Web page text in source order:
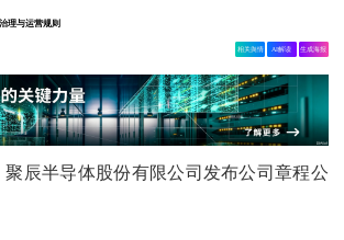
理与运营规则
相关舆情 AI解读 生成海报
辰半导体股份有限公司发布公司章程公